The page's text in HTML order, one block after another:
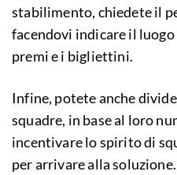
stabilimento, chiedete il
facendovi indicare il
premi e i bigliettini.
Infine, potete anche
squadre, in base al loro
incentivare lo spirito di
per arrivare alla